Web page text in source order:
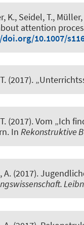
K., Seidel, T., Müller,
attention
10.1007/
(2017).
(2017).Vom „Ich
. In Rekonstruktive
A. (2017).